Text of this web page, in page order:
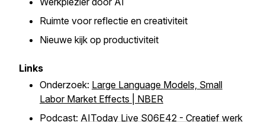
Ruimte voor reflectie en creativiteit
Nieuwe kijk op productiviteit
Links
Onderzoek: Large Language Models, Small
Labor Market Effects | NBER
Podcast: AIToday Live S06E42 - Creatief werk